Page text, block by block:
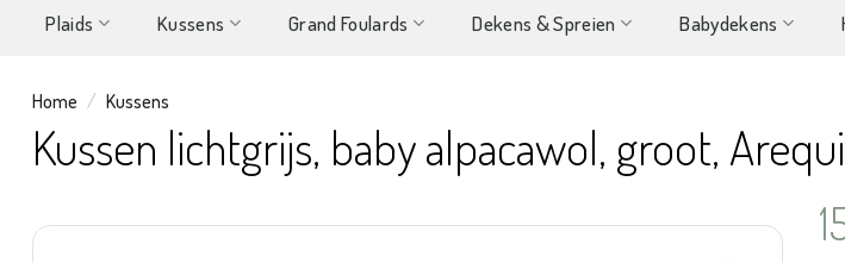
Plaids Kussens Grand Foulards Dekens & Spreien Babydekens
Home / Kussens
Kussen lichtgrijs, baby alpacawol, groot,